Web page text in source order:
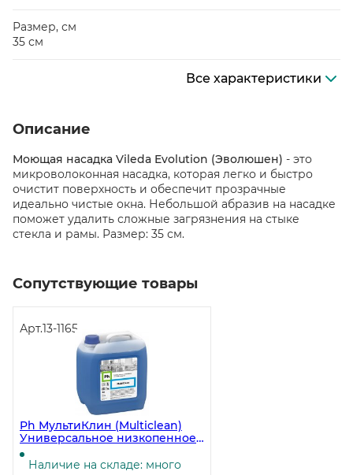
Размер, см
35 см
Все характеристики
Описание
Моющая насадка Vileda Evolution (Эволюшен) - это
микроволоконная насадка, которая легко и быстро
очистит поверхность и обеспечит прозрачные
идеально чистые окна. Небольшой абразив на насадке
поможет удалить сложные загрязнения на стыке
стекла и рамы. Размер: 35 см.
Сопутствующие товары
Арт.13-1165
Ph МультиКлин (Multiclean)
Универсальное низкопенное
моющее средство, 5 литров ЧЗ
Наличие на складе: много